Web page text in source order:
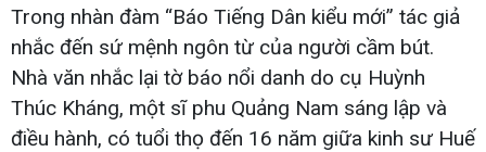
Trong nhàn đàm “Báo Tiếng Dân kiểu mới” tác giả
nhắc đến sứ mệnh ngôn từ của người cầm bút.
Nhà văn nhắc lại tờ báo nổi danh do cụ Huỳnh
Thúc Kháng, một sĩ phu Quảng Nam sáng lập và
điều hành, có tuổi thọ đến 16 năm giữa kinh sư Huế